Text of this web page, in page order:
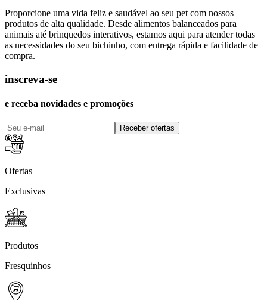
Proporcione uma vida feliz e saudável ao seu pet com nossos
produtos de alta qualidade. Desde alimentos balanceados para
animais até brinquedos interativos, estamos aqui para atender todas
as necessidades do seu bichinho, com entrega rápida e facilidade de
compra.
inscreva-se
e receba novidades e promoções
Receber ofertas
Ofertas
Exclusivas
Produtos
Fresquinhos